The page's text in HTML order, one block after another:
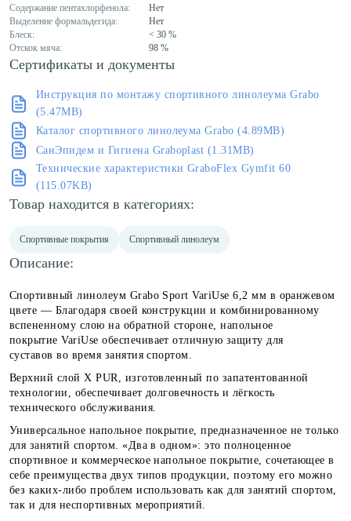
Содержание пентахлорфенола:
Нет
Выделение формальдегида:
Нет
Блеск:
< 30 %
Отскок мяча:
98 %
Сертификаты и документы
Инструкция по монтажу спортивного линолеума Grabo
(5.47MB)
Каталог спортивного линолеума Grabo (4.89MB)
СанЭпидем и Гигиена Graboplast (1.31MB)
Технические характеристики GraboFlex Gymfit 60
(115.07KB)
Товар находится в категориях:
Спортивные покрытия Спортивный линолеум
Описание:
Спортивный линолеум Grabo Sport VariUse 6,2 мм в оранжевом
цвете — Благодаря своей конструкции и комбинированному
вспененному слою на обратной стороне, напольное
покрытие VariUse обеспечивает отличную защиту для
суставов во время занятия спортом.
Верхний слой X PUR, изготовленный по запатентованной
технологии, обеспечивает долговечность и лёгкость
технического обслуживания.
Универсальное напольное покрытие, предназначенное не только
для занятий спортом. «Два в одном»: это полноценное
спортивное и коммерческое напольное покрытие, сочетающее в
себе преимущества двух типов продукции, поэтому его можно
без каких-либо проблем использовать как для занятий спортом,
так и для неспортивных мероприятий.